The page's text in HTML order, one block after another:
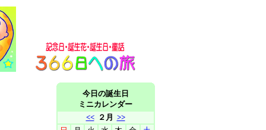
今日の誕生日
ミニカレンダー
<<
２月 >>